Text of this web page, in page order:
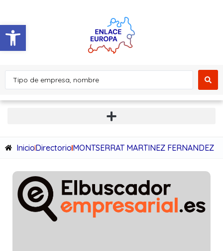
Abrir barra de herramientas
InicioDirectorioMONTSERRAT MARTINEZ FERNANDEZ